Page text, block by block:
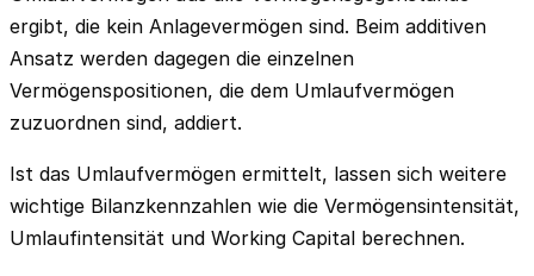
ergibt, die kein Anlagevermögen sind. Beim additiven
Ansatz werden dagegen die einzelnen
Vermögenspositionen, die dem Umlaufvermögen
zuzuordnen sind, addiert.
Ist das Umlaufvermögen ermittelt, lassen sich weitere
wichtige Bilanzkennzahlen wie die Vermögensintensität,
Umlaufintensität und Working Capital berechnen.